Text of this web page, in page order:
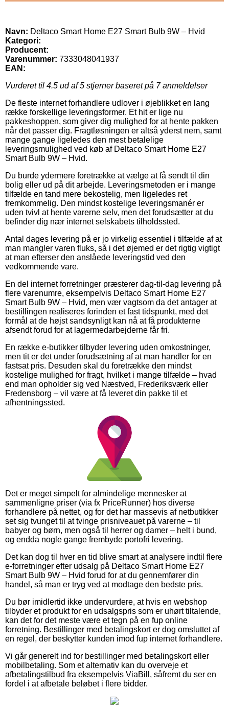
Navn: Deltaco Smart Home E27 Smart Bulb 9W – Hvid
Kategori:
Producent:
Varenummer: 7333048041937
EAN:
Vurderet til 4.5 ud af 5 stjerner baseret på 7anmeldelser
De fleste internet forhandlere udlover i øjeblikket en lang
række forskellige leveringsformer. Et hit er lige nu
pakkeshoppen, som giver dig mulighed for at hente pakken
når det passer dig. Fragtløsningen er altså yderst nem, samt
mange gange ligeledes den mest betalelige
leveringsmulighed ved køb af Deltaco Smart Home E27
Smart Bulb 9W – Hvid.
Du burde ydermere foretrække at vælge at få sendt til din
bolig eller ud på dit arbejde. Leveringsmetoden er i mange
tilfælde en tand mere bekostelig, men ligeledes ret
fremkommelig. Den mindst kostelige leveringsmanér er
uden tvivl at hente varerne selv, men det forudsætter at du
befinder dig nær internet selskabets tilholdssted.
Antal dages levering på er jo virkelig essentiel i tilfælde af at
man mangler varen fluks, så i det øjemed er det rigtig vigtigt
at man efterser den anslåede leveringstid ved den
vedkommende vare.
En del internet forretninger præsterer dag-til-dag levering på
flere varenumre, eksempelvis Deltaco Smart Home E27
Smart Bulb 9W – Hvid, men vær vagtsom da det antager at
bestillingen realiseres forinden et fast tidspunkt, med det
formål at de højst sandsynligt kan nå at få produkterne
afsendt forud for at lagermedarbejderne får fri.
En række e-butikker tilbyder levering uden omkostninger,
men tit er det under forudsætning af at man handler for en
fastsat pris. Desuden skal du foretrække den mindst
kostelige mulighed for fragt, hvilket i mange tilfælde – hvad
end man opholder sig ved Næstved, Frederiksværk eller
Fredensborg – vil være at få leveret din pakke til et
afhentningssted.
Det er meget simpelt for almindelige mennesker at
sammenligne priser (via fx PriceRunner) hos diverse
forhandlere på nettet, og for det har massevis af netbutikker
set sig tvunget til at tvinge prisniveauet på varerne – til
babyer og børn, men også til herrer og damer – helt i bund,
og endda nogle gange frembyde portofri levering.
Det kan dog til hver en tid blive smart at analysere indtil flere
e-forretninger efter udsalg på Deltaco Smart Home E27
Smart Bulb 9W – Hvid forud for at du gennemfører din
handel, så man er tryg ved at modtage den bedste pris.
Du bør imidlertid ikke undervurdere, at hvis en webshop
tilbyder et produkt for en udsalgspris som er uhørt tiltalende,
kan det for det meste være et tegn på en fup online
forretning. Bestillinger med betalingskort er dog omsluttet af
en regel, der beskytter kunden imod fup internet forhandlere.
Vi går generelt ind for bestillinger med betalingskort eller
mobilbetaling. Som et alternativ kan du overveje et
afbetalingstilbud fra eksempelvis ViaBill, såfremt du ser en
fordel i at afbetale beløbet i flere bidder.